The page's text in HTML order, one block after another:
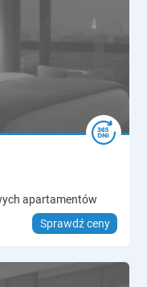
apartamentów
Sprawdź ceny